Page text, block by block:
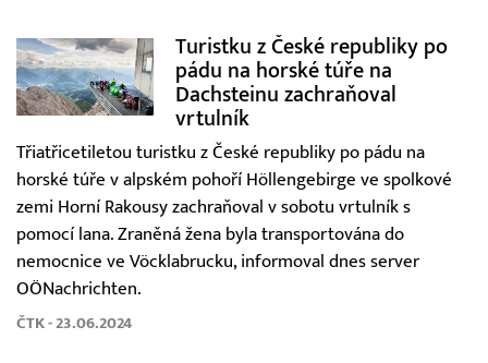
Turistku z České republiky po
pádu na horské túře na
Dachsteinu zachraňoval
vrtulník
Třiatřicetiletou turistku z České republiky po pádu na
horské túře v alpském pohoří Höllengebirge ve spolkové
zemi Horní Rakousy zachraňoval v sobotu vrtulník s
pomocí lana. Zraněná žena byla transportována do
nemocnice ve Vöcklabrucku, informoval dnes server
OÖNachrichten.
ČTK - 23.06.2024